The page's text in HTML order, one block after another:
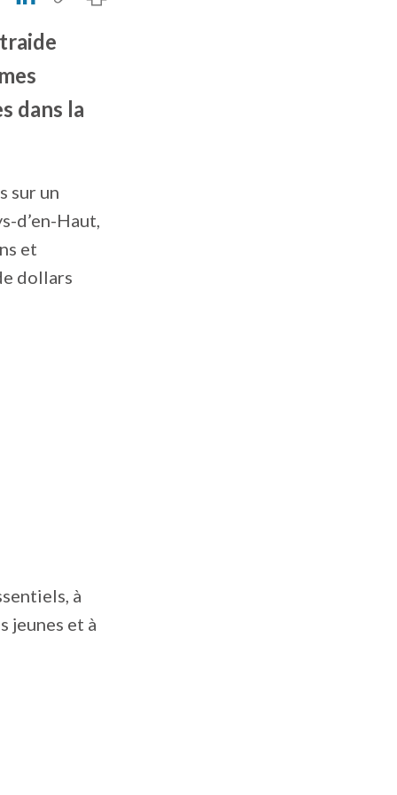
dans la
sur un
d’en-Haut,
et
dollars
à
jeunes et à